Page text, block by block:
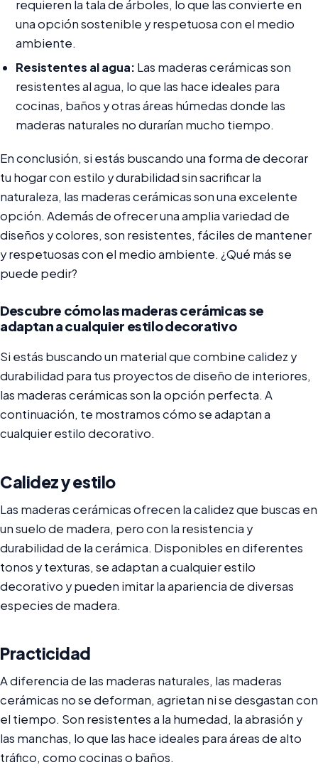
requieren la tala de árboles, lo que las convierte en
una opción sostenible y respetuosa con el medio
ambiente.
Resistentes al agua: Las maderas cerámicas son
resistentes al agua, lo que las hace ideales para
cocinas, baños y otras áreas húmedas donde las
maderas naturales no durarían mucho tiempo.
En conclusión, si estás buscando una forma de decorar
tu hogar con estilo y durabilidad sin sacrificar la
naturaleza, las maderas cerámicas son una excelente
opción. Además de ofrecer una amplia variedad de
diseños y colores, son resistentes, fáciles de mantener
y respetuosas con el medio ambiente. ¿Qué más se
puede pedir?
Descubre cómo las maderas cerámicas se
adaptan a cualquier estilo decorativo
Si estás buscando un material que combine calidez y
durabilidad para tus proyectos de diseño de interiores,
las maderas cerámicas son la opción perfecta. A
continuación, te mostramos cómo se adaptan a
cualquier estilo decorativo.
Calidez y estilo
Las maderas cerámicas ofrecen la calidez que buscas en
un suelo de madera, pero con la resistencia y
durabilidad de la cerámica. Disponibles en diferentes
tonos y texturas, se adaptan a cualquier estilo
decorativo y pueden imitar la apariencia de diversas
especies de madera.
Practicidad
A diferencia de las maderas naturales, las maderas
cerámicas no se deforman, agrietan ni se desgastan con
el tiempo. Son resistentes a la humedad, la abrasión y
las manchas, lo que las hace ideales para áreas de alto
tráfico, como cocinas o baños.